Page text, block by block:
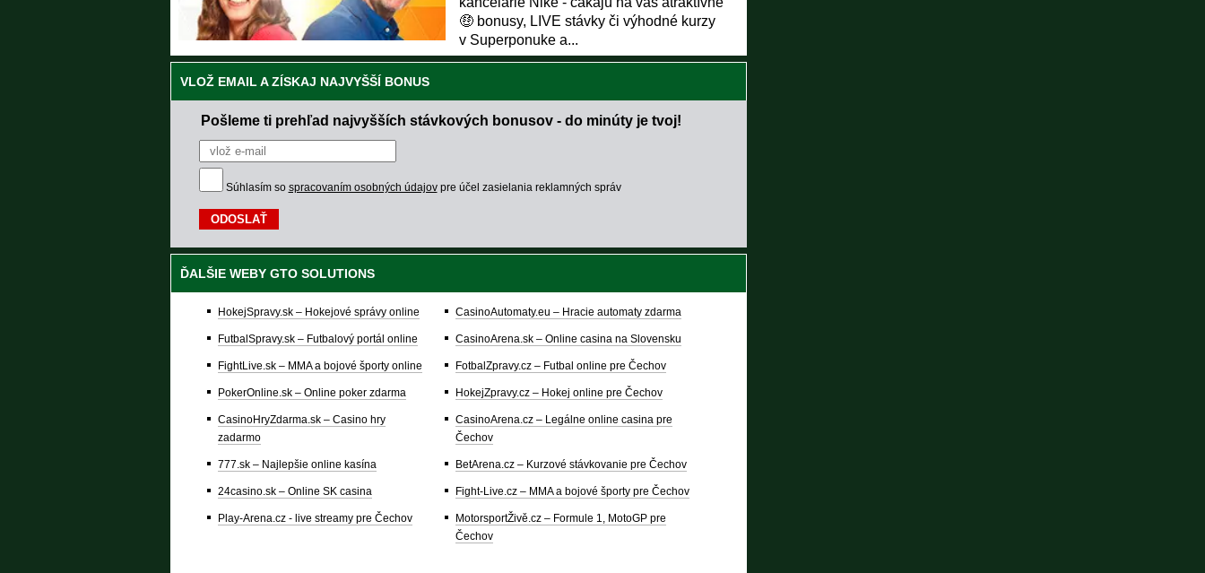
🤑 bonusy, LIVE stávky či výhodné kurzy
v Superponuke a...
VLOŽ EMAIL A ZÍSKAJ NAJVYŠŠÍ BONUS
Pošleme ti prehľad najvyšších stávkových bonusov - do minúty je tvoj!
Súhlasím so spracovaním osobných údajovpre účel zasielania reklamných správ
ĎALŠIE WEBY GTO SOLUTIONS
HokejSpravy.sk – Hokejové správy online
FutbalSpravy.sk – Futbalový portál online
FightLive.sk – MMA a bojové športy online
PokerOnline.sk – Online poker zdarma
CasinoHryZdarma.sk – Casino hry
zadarmo
777.sk – Najlepšie online kasína
24casino.sk – Online SK casina
Play-Arena.cz - live streamy pre Čechov
CasinoAutomaty.eu – Hracie automaty zdarma
CasinoArena.sk – Online casina na Slovensku
FotbalZpravy.cz – Futbal online pre Čechov
HokejZpravy.cz – Hokej online pre Čechov
CasinoArena.cz – Legálne online casina pre
Čechov
BetArena.cz – Kurzové stávkovanie pre Čechov
Fight-Live.cz – MMA a bojové športy pre Čechov
MotorsportŽivě.cz – Formule 1, MotoGP pre
Čechov